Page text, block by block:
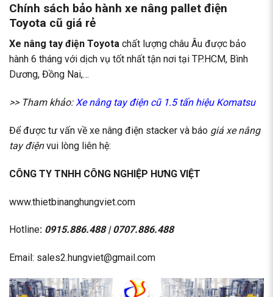
Chính sách bảo hành xe nâng pallet điện
Toyota cũ giá rẻ
Xe nâng tay điện Toyota chất lượng châu Âu được bảo
hành 6 tháng với dịch vụ tốt nhất tận nơi tại TP.HCM, Bình
Dương, Đồng Nai,…
>> Tham khảo:Xe nâng tay điện cũ 1.5 tấn hiệu Komatsu
Để được tư vấn về xe nâng điện stacker và báo giá xe nâng
tay điệnvui lòng liên hệ:
CÔNG TY TNHH CÔNG NGHIỆP HƯNG VIỆT
www.thietbinanghungviet.com
Hotline: 0915.886.488|0707.886.488
Email: sales2.hungviet@gmail.com